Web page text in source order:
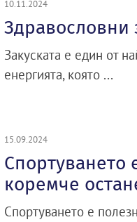
10.11.2024
Здравословни
Закуската е един от
енергията, която ...
15.09.2024
Спортуването
коремче
Спортуването е